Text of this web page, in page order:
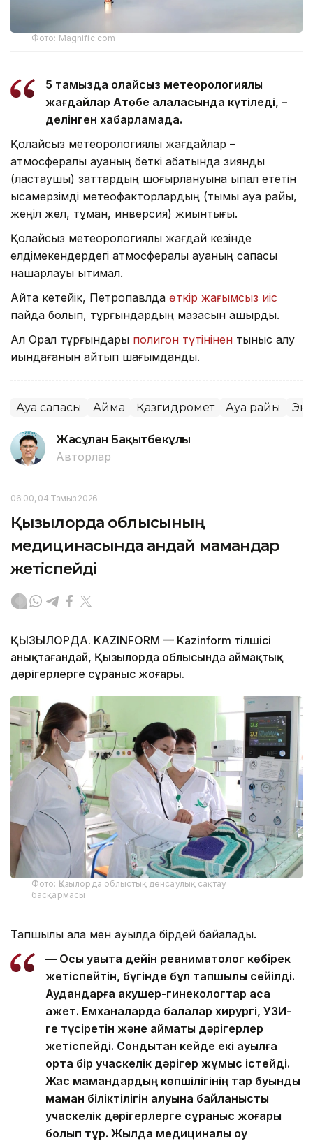
Фото: Magnific.com
5 тамызда қолайсыз метеорологиялық
жағдайлар Ақтөбе қалаласында күтіледі, –
делінген хабарламада.
Қолайсыз метеорологиялық жағдайлар –
атмосфералық ауаның беткі қабатында зиянды
(ластаушы) заттардың шоғырлануына ықпал ететін
қысқамерзімді метеофакторлардың (тымық ауа райы,
жеңіл жел, тұман, инверсия) жиынтығы.
Қолайсыз метеорологиялық жағдай кезінде
елдімекендердегі атмосфералық ауаның сапасы
нашарлауы ықтимал.
Айта кетейік, Петропавлда өткір жағымсыз иіс
пайда болып, тұрғындардың мазасын қашырды.
Ал Орал тұрғындары полигон түтінінен тыныс алу
қиындағанын айтып шағымданды.
Ауа сапасы Аймақ Қазгидромет Ауа райы
Жасұлан Бақытбекұлы
Авторлар
06:00, 04 Тамыз 2026
Қызылорда облысының
медицинасында қандай мамандар
жетіспейді
ҚЫЗЫЛОРДА. KAZINFORM — Kazinform тілшісі
анықтағандай, Қызылорда облысында аймақтық
дәрігерлерге сұраныс жоғары.
Фото: Қызылорда облыстық денсаулық сақтау
басқармасы
Тапшылық қала мен ауылда бірдей байқалады.
— Осы уақытқа дейін реаниматолог көбірек
жетіспейтін, бүгінде бұл тапшылық сейілді.
Аудандарға акушер-гинекологтар аса
қажет. Емханаларда балалар хирургі, УЗИ-
ге түсіретін және аймақтық дәрігерлер
жетіспейді. Сондықтан кейде екі ауылға
ортақ бір учаскелік дәрігер жұмыс істейді.
Жас мамандардың көпшілігінің тар буынды
маман біліктілігін алуына байланысты
учаскелік дәрігерлерге сұраныс жоғары
болып тұр. Жылда медициналық оқу